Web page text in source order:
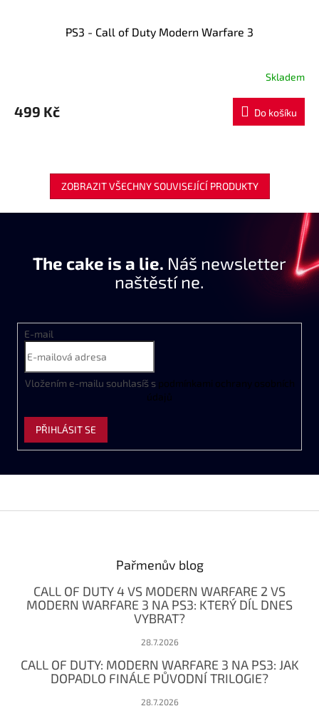
PS3 - Call of Duty Modern Warfare 3
Skladem
499 Kč Do košíku
ZOBRAZIT VŠECHNY SOUVISEJÍCÍ PRODUKTY
The cake is a lie. Náš newsletter
naštěstí ne.
E-mail
Vložením e-mailu souhlasíš s podmínkami ochrany osobních
údajů
PŘIHLÁSIT SE
Pařmenův blog
CALL OF DUTY 4 VS MODERN WARFARE 2 VS
MODERN WARFARE 3 NA PS3: KTERÝ DÍL DNES
VYBRAT?
28.7.2026
CALL OF DUTY: MODERN WARFARE 3 NA PS3: JAK
DOPADLO FINÁLE PŮVODNÍ TRILOGIE?
28.7.2026